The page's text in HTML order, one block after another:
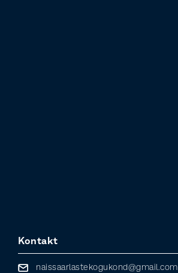
Kontakt
naissaarlastekogukond@gmail.com